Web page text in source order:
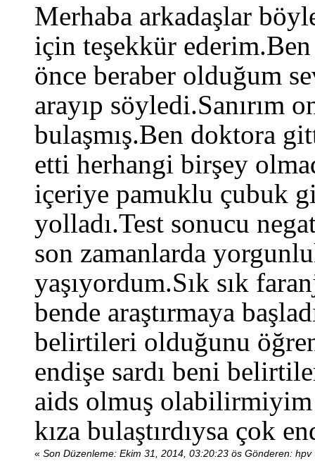
Merhaba arkadaşlar
için teşekkür
önce beraber olduğum
arayıp söyledi.Sanırım
bulaşmış.Ben doktora
etti herhangi birşey
içeriye pamuklu çubuk
yolladı.Test sonucu
son zamanlarda
yaşıyordum.Sık sık
bende araştırmaya
belirtileri olduğunu
endişe sardı beni
aids olmuş
kıza bulaştırdıysa çok
« Son Düzenleme: Ekim 31, 2014, 03:20:23 ös Gönderen: hpv